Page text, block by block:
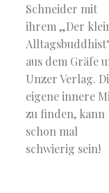
Schneider mit
ihrem „Der
aus dem Gräfe
Unzer Verlag.
eigene innere
zu finden, kann
schon mal
schwierig sein!